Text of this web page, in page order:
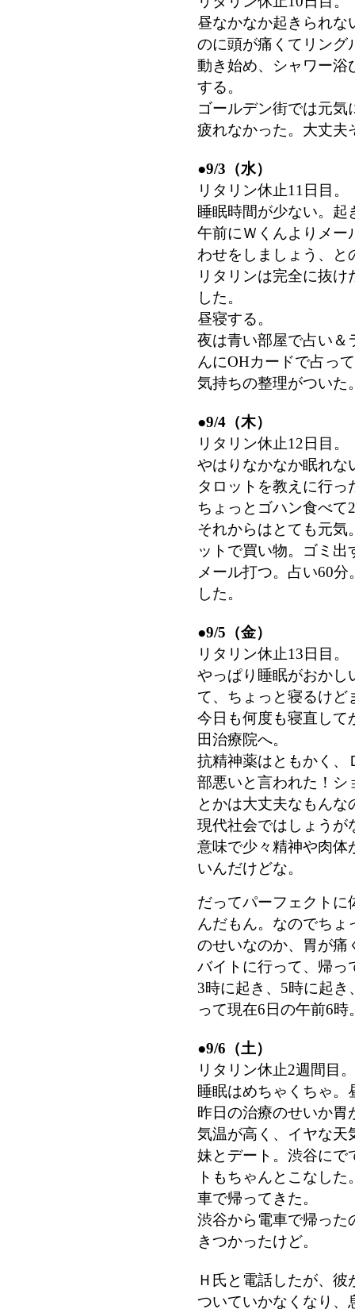
昼なかなか起きられな
のに頭が痛くてリング
動き始め、シャワー浴
する。
ゴールデン街では元
疲れなかった。大丈夫
●9/3（水）
リタリン休止11日目。
睡眠時間が少ない。起
午前にＷくんよりメー
わせをしましょう、と
リタリンは完全に抜
した。
昼寝する。
夜は青い部屋で占い＆
んにOHカードで占っ
気持ちの整理がついた
●9/4（木）
リタリン休止12日目。
やはりなかなか眠れな
タロットを教えに行っ
ちょっとゴハン食べて
それからはとても元気
ットで買い物。ゴミ出
メール打つ。占い60
した。
●9/5（金）
リタリン休止13日目。
やっぱり睡眠がおかし
て、ちょっと寝るけど
今日も何度も寝直して
田治療院へ。
抗精神薬はともかく、
部悪いと言われた！シ
とかは大丈夫なもん
現代社会ではしょうが
意味で少々精神や肉体
いんだけどな。
だってパーフェクトに
んだもん。なのでち
のせいなのか、胃が痛
バイトに行って、帰っ
3時に起き、5時に起
って現在6日の午前6時
●9/6（土）
リタリン休止2週間目。
睡眠はめちゃくちゃ。
昨日の治療のせいか胃
気温が高く、イヤな
妹とデート。渋谷にで
トもちゃんとこなし
車で帰ってきた。
渋谷から電車で帰った
きつかったけど。
Ｈ氏と電話したが、
ついていかなくなり、